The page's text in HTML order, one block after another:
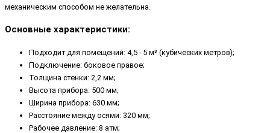
механическим способом не желательна.
Основные характеристики:
Подходит для помещений: 4,5 - 5 м³ (кубических метров);
Подключение: боковое правое;
Толщина стенки: 2,2 мм;
Высота прибора: 500 мм;
Ширина прибора: 630 мм;
Расстояние между осями: 320 мм;
Рабочее давление: 8 атм;